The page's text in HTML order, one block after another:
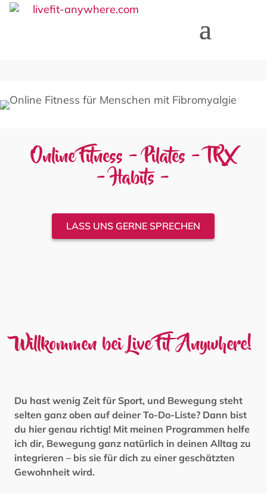
Online Fitness – Pilates – TRX
– Habits –
LASS UNS GERNE SPRECHEN
Willkommen bei Live Fit Anywhere!
Du hast wenig Zeit für Sport, und Bewegung steht
selten ganz oben auf deiner To-Do-Liste? Dann bist
du hier genau richtig! Mit meinen Programmen helfe
ich dir, Bewegung ganz natürlich in deinen Alltag zu
integrieren – bis sie für dich zu einer geschätzten
Gewohnheit wird.